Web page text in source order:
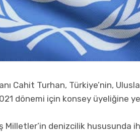
Cahit Turhan, Türkiye’nin,
dönemi için konsey üyeliğine
Milletler’in denizcilik hususunda